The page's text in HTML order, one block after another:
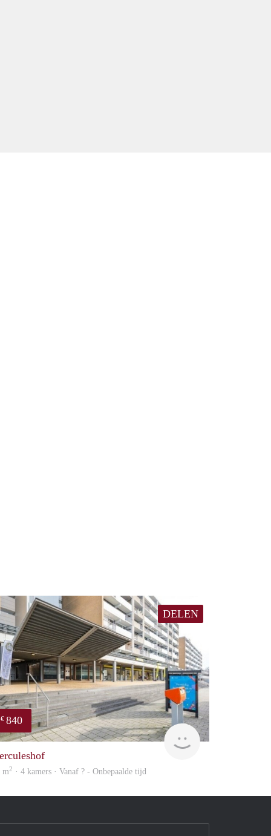
DELEN
€ 840
finder
m2 · 4 kamers · Vanaf ? - Onbepaalde tijd